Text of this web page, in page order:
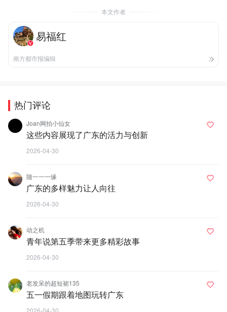
本文作者
易福红
南方都市报编辑
热门评论
Joan网拍小仙女
这些内容展现了广东的活力与创新
2026-04-30
随一一一缘
广东的多样魅力让人向往
2026-04-30
动之机
青年说第五季带来更多精彩故事
2026-04-30
老发呆的超短裙135
五一假期跟着地图玩转广东
2026-04-30